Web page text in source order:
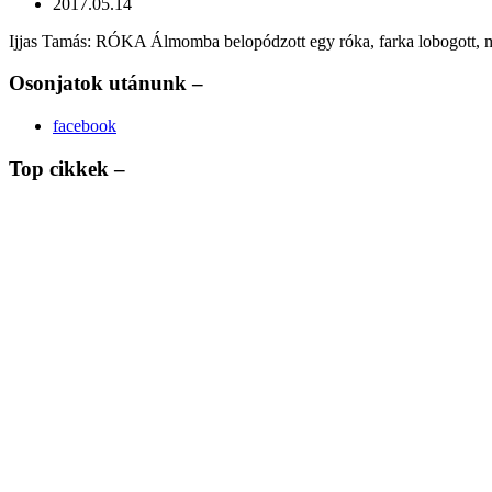
Ijjas Tamás: RÓKA Álmomba belopódzott egy róka, farka lobogott,
Osonjatok utánunk –
facebook
Top cikkek –